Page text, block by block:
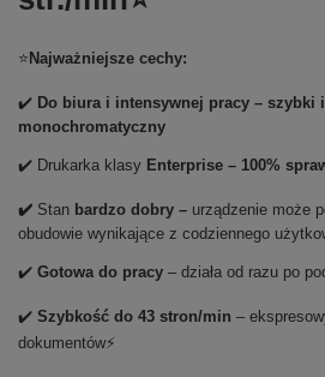
⭐ Najważniejsze cechy:
✔️ Do biura i intensywnej pracy – szybki
monochromatyczny
✔️ Drukarka klasy Enterprise – 100%
✔️ Stan bardzo dobry – urządzenie może
obudowie wynikające z codziennego
✔️ Gotowa do pracy – działa od razu po
✔️ Szybkość do 43 stron/min –
dokumentów⚡